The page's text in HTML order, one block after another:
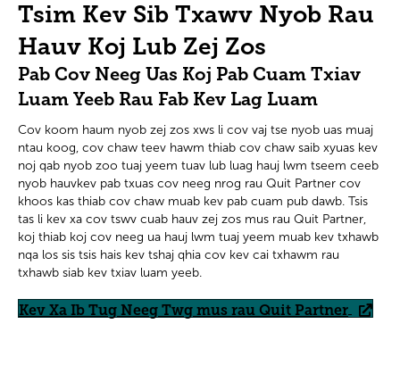
Tsim Kev Sib Txawv Nyob Rau
Hauv Koj Lub Zej Zos
Pab Cov Neeg Uas Koj Pab Cuam Txiav
Luam Yeeb Rau Fab Kev Lag Luam
Cov koom haum nyob zej zos xws li cov vaj tse nyob uas muaj
ntau koog, cov chaw teev hawm thiab cov chaw saib xyuas kev
noj qab nyob zoo tuaj yeem tuav lub luag hauj lwm tseem ceeb
nyob hauvkev pab txuas cov neeg nrog rau Quit Partner cov
khoos kas thiab cov chaw muab kev pab cuam pub dawb. Tsis
tas li kev xa cov tswv cuab hauv zej zos mus rau Quit Partner,
koj thiab koj cov neeg ua hauj lwm tuaj yeem muab kev txhawb
nqa los sis tsis hais kev tshaj qhia cov kev cai txhawm rau
txhawb siab kev txiav luam yeeb.
Kev Xa Ib Tug Neeg Twg mus rau Quit Partner